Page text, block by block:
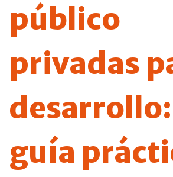
público
privadas
guía